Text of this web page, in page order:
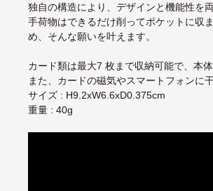
独自の構造により、デザインと機能性を
手荷物はできるだけ削ってポケットに収
め、そんな願いを叶えます。
カード類は最大7 枚まで収納可能で、本
また、カードの磁気やスマートフォンに
サイズ : H9.2xW6.6xD0.375cm
重量 : 40g